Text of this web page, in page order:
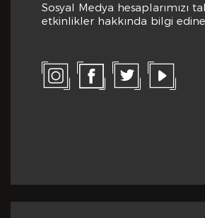
Sosyal Medya hesaplarımızı
etkinlikler hakkında bilgi
Eğitim Bilgileri
Yabancı Dil *
Bize Kaç Yıldız Verirdiniz?